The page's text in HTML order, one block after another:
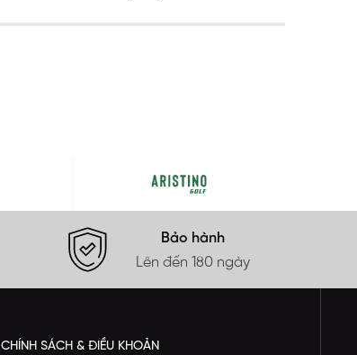
Bảo hành
Lên đến 180 ngày
CHÍNH SÁCH & ĐIỀU KHOẢN